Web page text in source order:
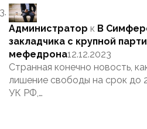
Администратор к В
закладчика с крупной
мефедрона12.12.2023
Странная конечно новость,
лишение свободы на срок до
УК РФ,…